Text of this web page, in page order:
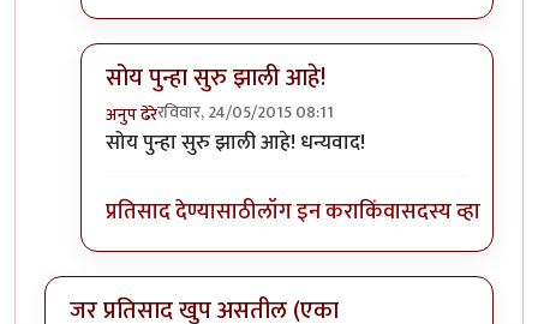
सोय पुन्हा सुरु झाली आहे!
अनुप ढेरेरविवार, 24/05/2015 08:11
In reply to+१byअनुप कुलकर्णी
सोय पुन्हा सुरु झाली आहे! धन्यवाद!
प्रतिसाद देण्यासाठीलॉग इन कराकिंवासदस्य व्हा
जर प्रतिसाद खुप असतील (एका